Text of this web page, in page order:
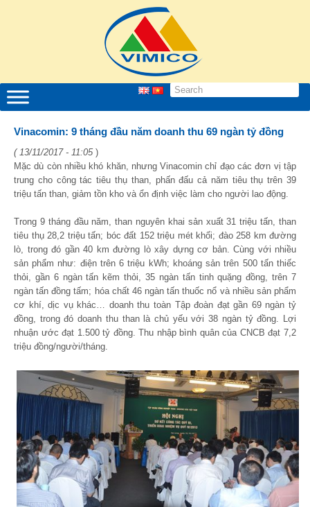
Vinacomin: 9 tháng đầu năm doanh thu 69 ngàn tỷ đồng
( 13/11/2017 - 11:05)
Mặc dù còn nhiều khó khăn, nhưng Vinacomin chỉ đạo các đơn vị tập
trung cho công tác tiêu thụ than, phấn đấu cả năm tiêu thụ trên 39
triệu tấn than, giảm tồn kho và ổn định việc làm cho người lao động.
Trong 9 tháng đầu năm, than nguyên khai sản xuất 31 triệu tấn, than
tiêu thụ 28,2 triệu tấn; bóc đất 152 triệu mét khối; đào 258 km đường
lò, trong đó gần 40 km đường lò xây dựng cơ bản. Cùng với nhiều
sản phẩm như: điện trên 6 triệu kWh; khoáng sản trên 500 tấn thiếc
thỏi, gần 6 ngàn tấn kẽm thỏi, 35 ngàn tấn tinh quặng đồng, trên 7
ngàn tấn đồng tấm; hóa chất 46 ngàn tấn thuốc nổ và nhiều sản phẩm
cơ khí, dịc vụ khác… doanh thu toàn Tập đoàn đạt gần 69 ngàn tỷ
đồng, trong đó doanh thu than là chủ yếu với 38 ngàn tỷ đồng. Lợi
nhuận ước đạt 1.500 tỷ đồng. Thu nhập bình quân của CNCB đạt 7,2
triệu đồng/người/tháng.